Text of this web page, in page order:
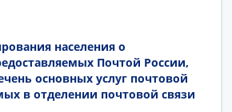
населения о
Почтой России,
основных услуг почтовой
в отделении почтовой связи